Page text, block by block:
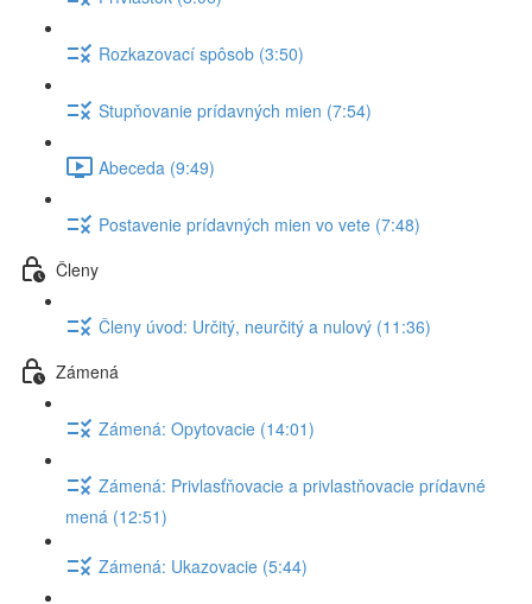
Rozkazovací spôsob (3:50)
Stupňovanie prídavných mien (7:54)
Abeceda (9:49)
Postavenie prídavných mien vo vete (7:48)
Členy
Členy úvod: Určitý, neurčitý a nulový (11:36)
Zámená
Zámená: Opytovacie (14:01)
Zámená: Privlasťňovacie a privlastňovacie prídavné
mená (12:51)
Zámená: Ukazovacie (5:44)